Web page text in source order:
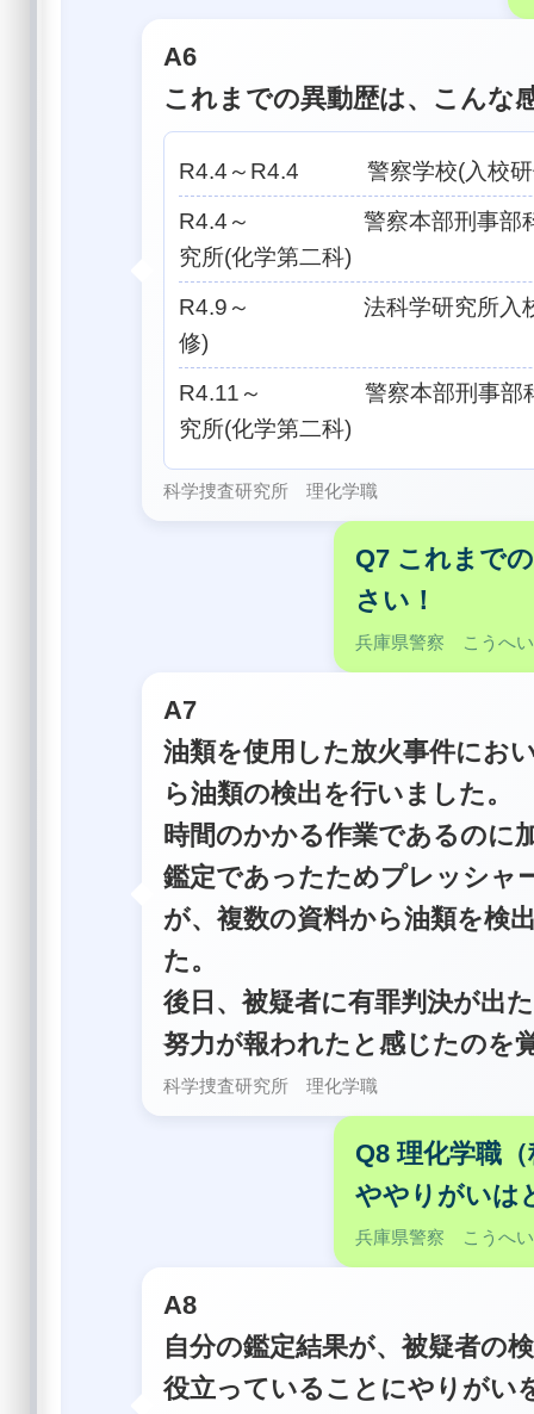
A6
これまでの異動歴は、こんな
R4.4～R4.4 警察学校(入校研
R4.4～ 警察本部刑事部科
究所(化学第二科)
R4.9～ 法科学研究所入校
修)
R4.11～ 警察本部刑事部科
究所(化学第二科)
科学捜査研究所 理化学職
Q7 これまで
さい！
兵庫県警察 こうへ
A7
油類を使用した放火事件にお
ら油類の検出を行いました。
時間のかかる作業であるのに
鑑定であったためプレッシャ
が、複数の資料から油類を検
た。
後日、被疑者に有罪判決が出
努力が報われたと感じたのを
科学捜査研究所 理化学職
Q8 理化学職
ややりがいは
兵庫県警察 こうへ
A8
自分の鑑定結果が、被疑者の
役立っていることにやりがい